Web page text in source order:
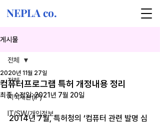
NEPLA co.
게시물
전체
지식재산(IP)
IT/SW/개인정보
전체
컴퓨터프로그램 특허 개정내용 정리
2020년 11월 27일
최종 수정일:2021년 7월 20일
2014년 7월, 특허청의 ‘컴퓨터 관련 발명 심